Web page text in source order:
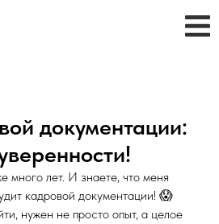
документации:
много лет. И знаете, что меня
кадровой документации! 😱
нужен не просто опыт, а целое